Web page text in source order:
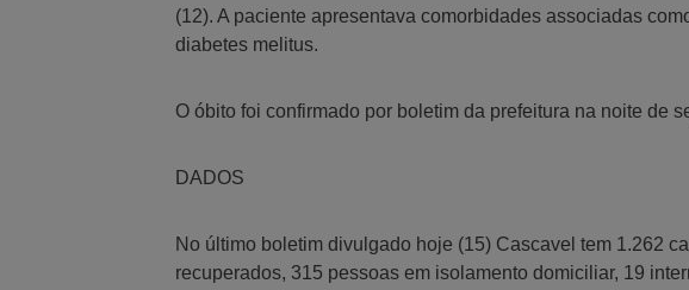
(12). A paciente apresentava comorbidades associadas
diabetes melitus.
O óbito foi confirmado por boletim da prefeitura na noite de
DADOS
No último boletim divulgado hoje (15) Cascavel tem 1.262
recuperados, 315 pessoas em isolamento domiciliar, 19